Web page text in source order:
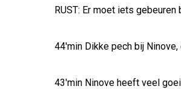
RUST: Er moet iets
44'min Dikke pech bij
43'min Ninove heeft veel